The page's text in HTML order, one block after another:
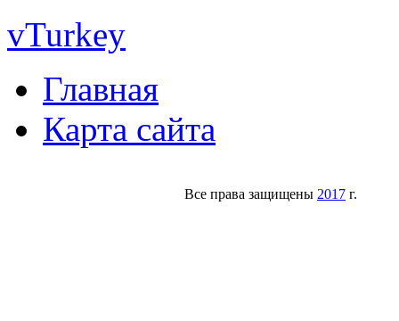
vTurkey
Главная
Карта сайта
Все права защищены 2017 г.